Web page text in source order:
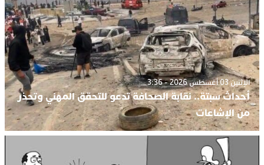
الإثنين 03 أغسطس 2026 - 3:36
أحداث سبتة.. نقابة الصحافة تدعو للتحقق المهني وتحذر
من الإشاعات